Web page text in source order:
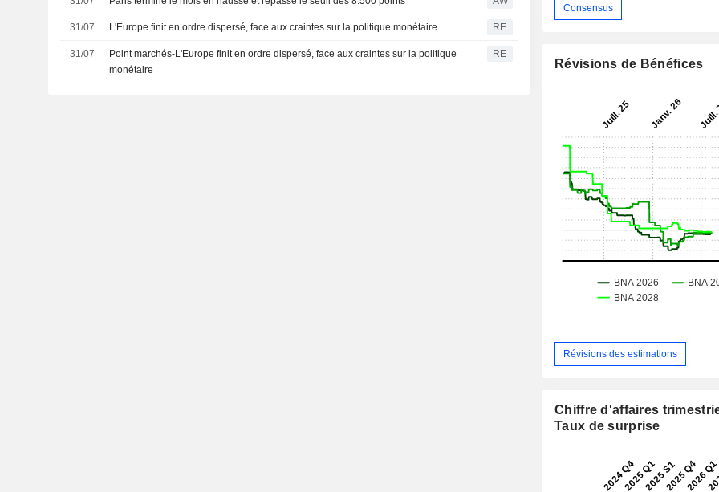
31/07 L'Europe finit en ordre dispersé, face aux craintes sur la politique monétaire RE
31/07
Point marchés-L'Europe finit en ordre dispersé, face aux craintes sur la politique
monétaire
RE
Consensus
Révisions de Bénéfices
Révisions des estimations
Chiffre d'affaires
Taux de surprise